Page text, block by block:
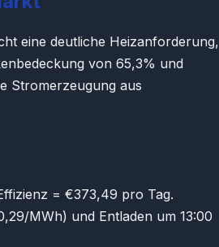
eine deutliche Heizanforderung,
von 65,3% und
Stromerzeugung aus
= €373,49 pro Tag.
MWh) und Entladen um 13:00